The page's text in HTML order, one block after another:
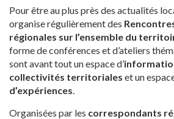
Pour être au plus près des actualités
organise régulièrement des
régionales sur l’ensemble du
forme de conférences et d’ateliers
sont avant tout un espace d’
collectivités territoriales et un
d’expériences.
Organisées par les correspondants